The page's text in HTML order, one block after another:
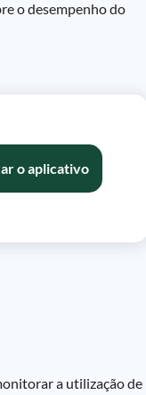
o desempenho do
o aplicativo
a utilização de